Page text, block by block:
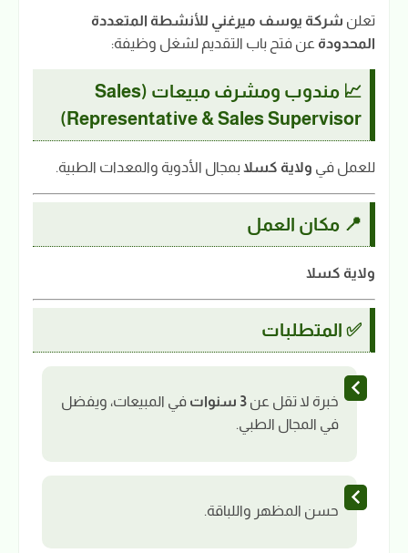
تعلن شركة يوسف ميرغني للأنشطة المتعددة
المحدودة عن فتح باب التقديم لشغل وظيفة:
📈 مندوب ومشرف مبيعات (Sales
Representative & Sales Supervisor)
للعمل في ولاية كسلابمجال الأدوية والمعدات الطبية.
📍 مكان العمل
ولاية كسلا
✅ المتطلبات
خبرة لا تقل عن 3 سنوات
في المبيعات، ويفضل
في المجال الطبي.
حسن المظهر واللباقة.